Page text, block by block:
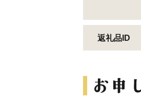
返礼品ID